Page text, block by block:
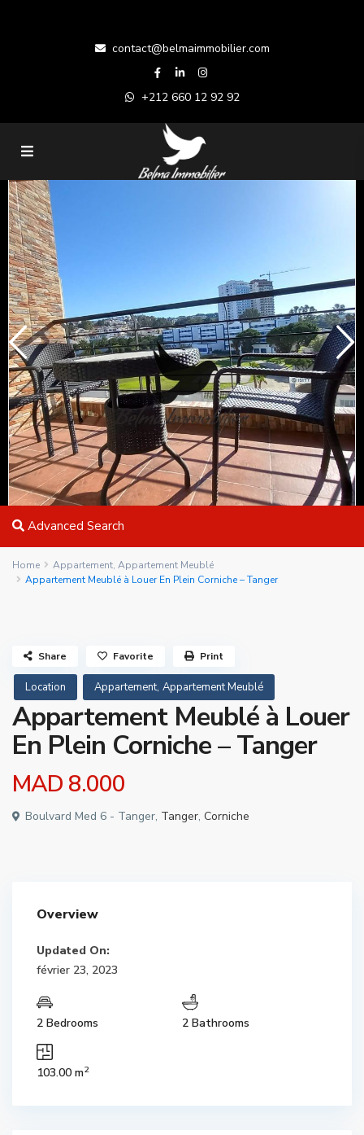
contact@belmaimmobilier.com
+212 660 12 92 92
Advanced Search
Home Appartement, Appartement Meublé
Appartement Meublé à Louer En Plein Corniche – Tanger
Location Appartement, Appartement Meublé
Appartement Meublé à Louer
En Plein Corniche – Tanger
MAD 8.000
Boulvard Med 6 - Tanger, Tanger, Corniche
Share Favorite Print
Overview
Updated On:
février 23, 2023
2 Bedrooms 2 Bathrooms
103.00 m2